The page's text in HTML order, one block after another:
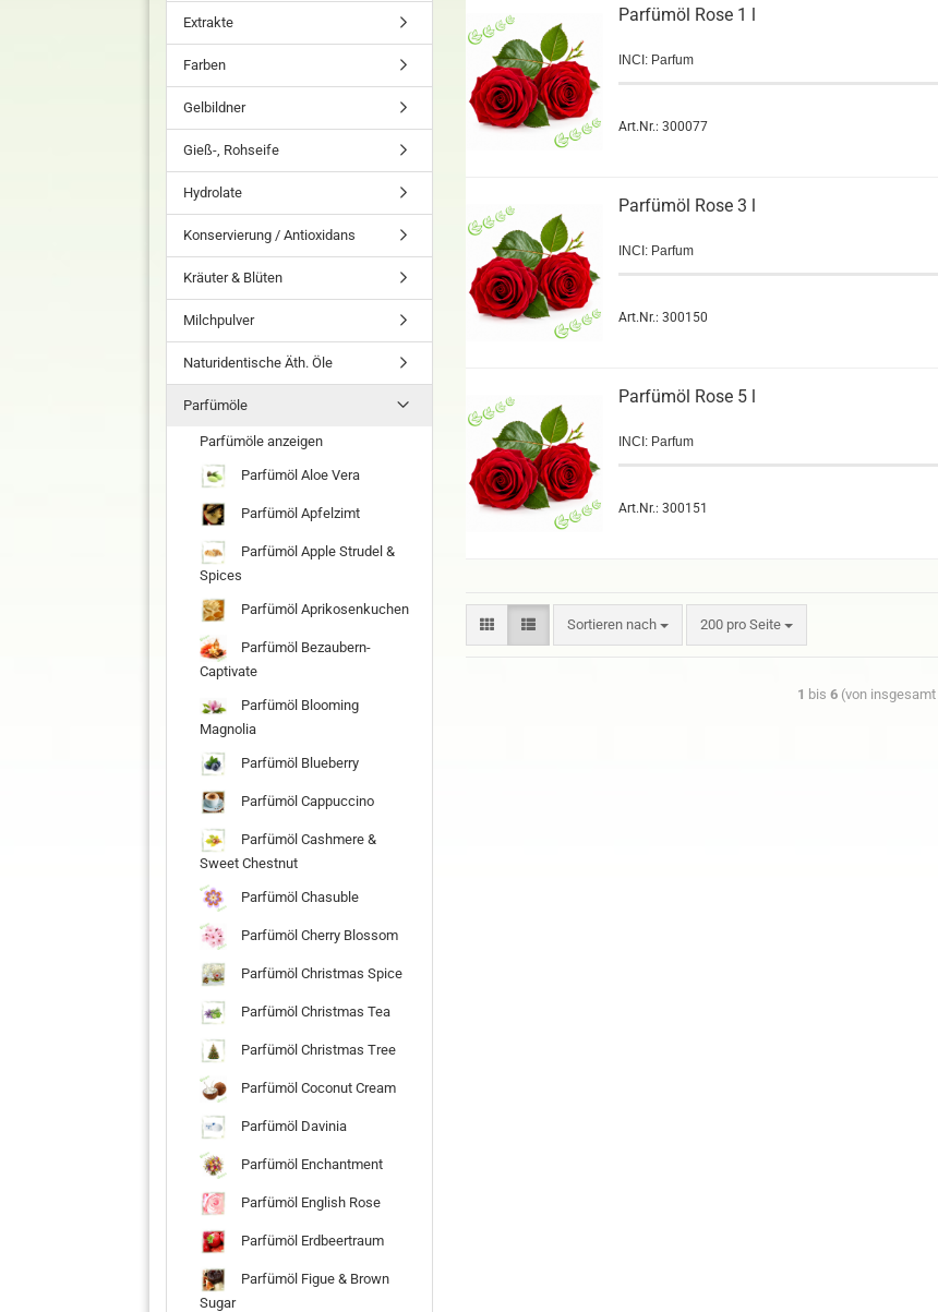
Parfümöl Rose 1 l
INCI: Parfum
Art.Nr.: 300077
Parfümöl Rose 3 l
INCI: Parfum
Art.Nr.: 300150
Parfümöl Rose 5 l
INCI: Parfum
Art.Nr.: 300151
Sortieren nach 200 pro Seite
1 bis 6 (von insgesamt
Extrakte
Farben
Gelbildner
Gieß-, Rohseife
Hydrolate
Konservierung / Antioxidans
Kräuter & Blüten
Milchpulver
Naturidentische Äth. Öle
Parfümöle
Parfümöle anzeigen
Parfümöl Aloe Vera
Parfümöl Apfelzimt
Parfümöl Apple Strudel &
Spices
Parfümöl Aprikosenkuchen
Parfümöl Bezaubern-
Captivate
Parfümöl Blooming
Magnolia
Parfümöl Blueberry
Parfümöl Cappuccino
Parfümöl Cashmere &
Sweet Chestnut
Parfümöl Chasuble
Parfümöl Cherry Blossom
Parfümöl Christmas Spice
Parfümöl Christmas Tea
Parfümöl Christmas Tree
Parfümöl Coconut Cream
Parfümöl Davinia
Parfümöl Enchantment
Parfümöl English Rose
Parfümöl Erdbeertraum
Parfümöl Figue & Brown
Sugar